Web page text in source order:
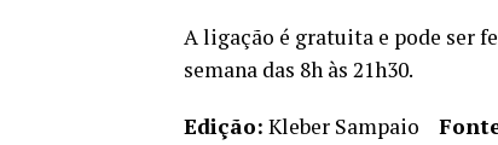
A ligação é gratuita e pode ser
semana das 8h às 21h30.
Edição: Kleber Sampaio